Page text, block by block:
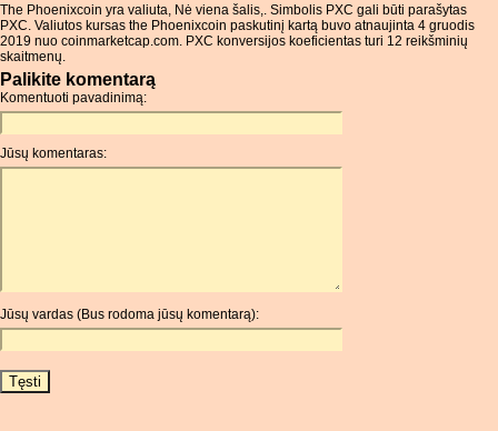
The Phoenixcoin yra valiuta, Nė viena šalis,. Simbolis PXC gali būti parašytas
PXC. Valiutos kursas the Phoenixcoin paskutinį kartą buvo atnaujinta 4 gruodis
2019 nuo coinmarketcap.com. PXC konversijos koeficientas turi 12 reikšminių
skaitmenų.
Palikite komentarą
Komentuoti pavadinimą:
Jūsų komentaras:
Jūsų vardas (Bus rodoma jūsų komentarą):